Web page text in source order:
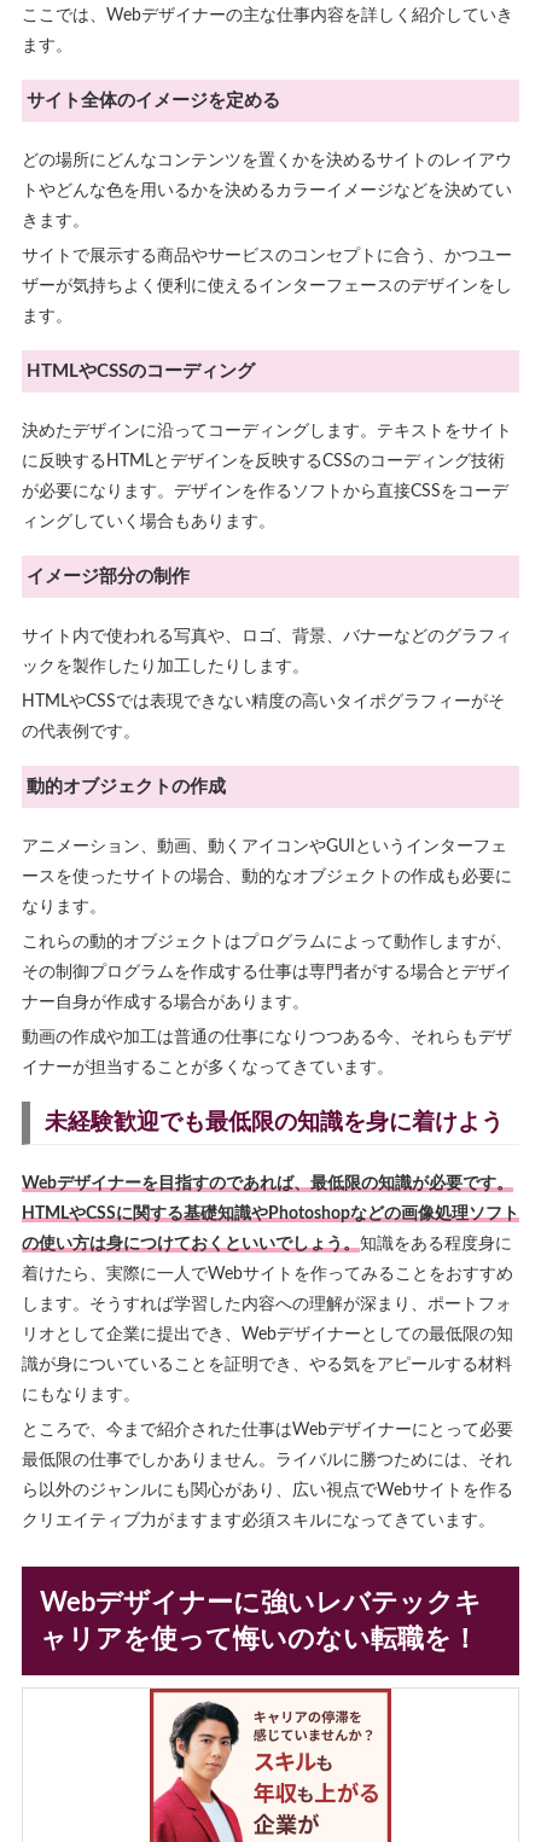
ここでは、Webデザイナーの主な仕事内容を詳しく紹介していき
ます。
サイト全体のイメージを定める
どの場所にどんなコンテンツを置くかを決めるサイトのレイアウ
トやどんな色を用いるかを決めるカラーイメージなどを決めてい
きます。
サイトで展示する商品やサービスのコンセプトに合う、かつユー
ザーが気持ちよく便利に使えるインターフェースのデザインをし
ます。
HTMLやCSSのコーディング
決めたデザインに沿ってコーディングします。テキストをサイト
に反映するHTMLとデザインを反映するCSSのコーディング技術
が必要になります。デザインを作るソフトから直接CSSをコーデ
ィングしていく場合もあります。
イメージ部分の制作
サイト内で使われる写真や、ロゴ、背景、バナーなどのグラフィ
ックを製作したり加工したりします。
HTMLやCSSでは表現できない精度の高いタイポグラフィーがそ
の代表例です。
動的オブジェクトの作成
アニメーション、動画、動くアイコンやGUIというインターフェ
ースを使ったサイトの場合、動的なオブジェクトの作成も必要に
なります。
これらの動的オブジェクトはプログラムによって動作しますが、
その制御プログラムを作成する仕事は専門者がする場合とデザイ
ナー自身が作成する場合があります。
動画の作成や加工は普通の仕事になりつつある今、それらもデザ
イナーが担当することが多くなってきています。
未経験歓迎でも最低限の知識を身に着けよう
Webデザイナーを目指すのであれば、最低限の知識が必要です。
HTMLやCSSに関する基礎知識やPhotoshopなどの画像処理ソフト
の使い方は身につけておくといいでしょう。 知識をある程度身に
着けたら、実際に一人でWebサイトを作ってみることをおすすめ
します。そうすれば学習した内容への理解が深まり、ポートフォ
リオとして企業に提出でき、Webデザイナーとしての最低限の知
識が身についていることを証明でき、やる気をアピールする材料
にもなります。
ところで、今まで紹介された仕事はWebデザイナーにとって必要
最低限の仕事でしかありません。ライバルに勝つためには、それ
ら以外のジャンルにも関心があり、広い視点でWebサイトを作る
クリエイティブ力がますます必須スキルになってきています。
Webデザイナーに強いレバテックキ
ャリアを使って悔いのない転職を！